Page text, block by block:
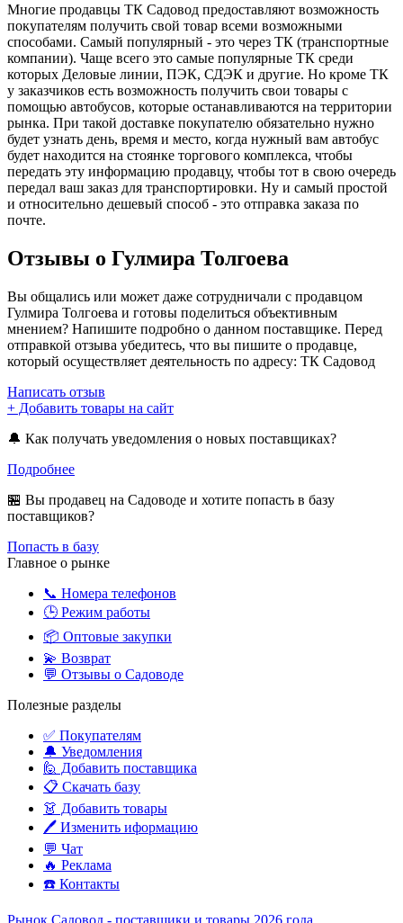
Многие продавцы ТК Садовод предоставляют возможность
покупателям получить свой товар всеми возможными
способами. Самый популярный - это через ТК (транспортные
компании). Чаще всего это самые популярные ТК среди
которых Деловые линии, ПЭК, СДЭК и другие. Но кроме ТК
у заказчиков есть возможность получить свои товары с
помощью автобусов, которые останавливаются на территории
рынка. При такой доставке покупателю обязательно нужно
будет узнать день, время и место, когда нужный вам автобус
будет находится на стоянке торгового комплекса, чтобы
передать эту информацию продавцу, чтобы тот в свою очередь
передал ваш заказ для транспортировки. Ну и самый простой
и относительно дешевый способ - это отправка заказа по
почте.
Отзывы о Гулмира Толгоева
Вы общались или может даже сотрудничали с продавцом
Гулмира Толгоева и готовы поделиться объективным
мнением? Напишите подробно о данном поставщике. Перед
отправкой отзыва убедитесь, что вы пишите о продавце,
который осуществляет деятельность по адресу: ТК Садовод
Написать отзыв
+ Добавить товары на сайт
🔔 Как получать уведомления о новых поставщиках?
Подробнее
🏪 Вы продавец на Садоводе и хотите попасть в базу
поставщиков?
Попасть в базу
Главное о рынке
📞 Номера телефонов
🕒 Режим работы
📦 Оптовые закупки
💫 Возврат
💬 Отзывы о Садоводе
Полезные разделы
✅ Покупателям
🔔 Уведомления
🙋‍️ Добавить поставщика
📋 Скачать базу
👗 Добавить товары
🖊️ Изменить иформацию
💬 Чат
🔥 Реклама
☎️ Контакты
Рынок Садовод - поставщики и товары 2026 года